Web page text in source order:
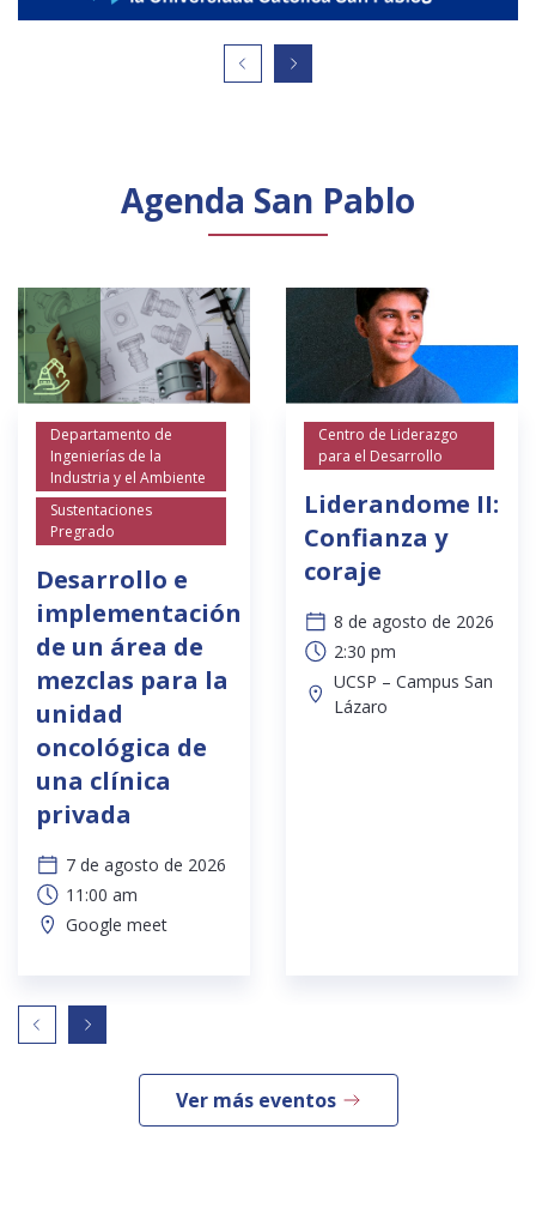
Agenda San Pablo
Departamento de
Ingenierías de la
Industria y el Ambiente
Sustentaciones
Pregrado
Desarrollo e
implementación
de un área de
mezclas para la
unidad
oncológica de
una clínica
privada
7 de agosto de 2026
11:00 am
Google meet
Centro de Liderazgo
para el Desarrollo
Liderandome II:
Confianza y
coraje
8 de agosto de 2026
2:30 pm
UCSP – Campus San
Lázaro
Ver más eventos